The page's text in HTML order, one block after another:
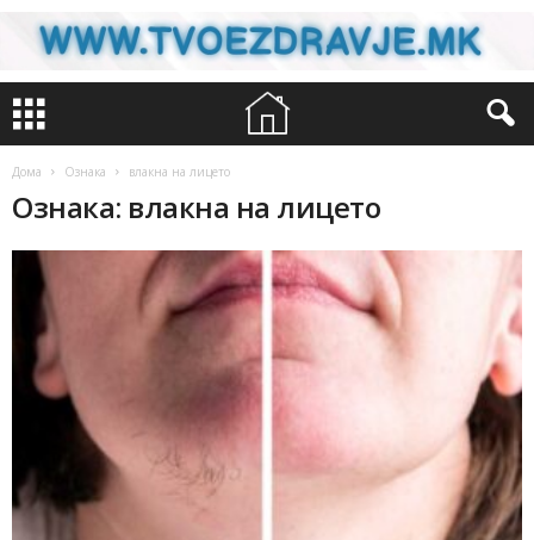
Дома Ознака влакна на лицето
Ознака: влакна на лицето